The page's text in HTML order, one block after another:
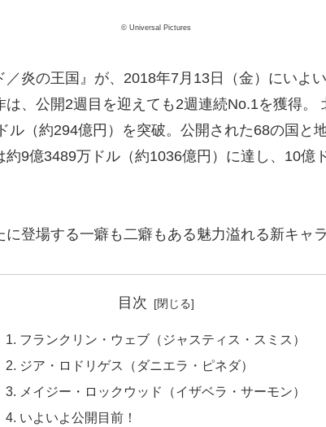
© Universal Pictures
／炎の王国』が、2018年7月13日（金）にいよ
は、公開2週目を迎えても2週連続No.1を獲得。
ル（約294億円）を突破。公開された68の国と
約9億3489万ドル（約1036億円）に達し、10億
登場する一癖も二癖もある魅力溢れる新キャ
目次
フランクリン・ウェブ（ジャスティス・スミス）
ジア・ロドリゲス（ダニエラ・ピネダ）
メイジー・ロックウッド（イザベラ・サーモン）
いよいよ公開目前！